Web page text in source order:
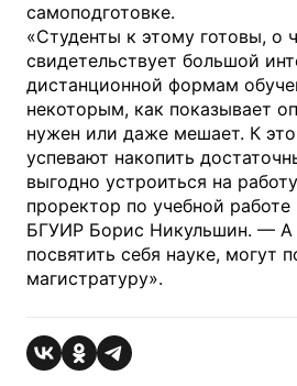
самоподготовке.
«Студенты к этому готовы, о
свидетельствует большой
дистанционной формам
некоторым, как показывает
нужен или даже мешает. К
успевают накопить
выгодно устроиться на
проректор по учебной
БГУИР Борис Никульшин. — А
посвятить себя науке, могут
магистратуру».